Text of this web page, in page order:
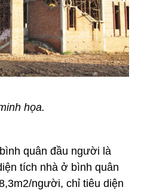
họa.
quân đầu người là
tích nhà ở bình quân
người, chỉ tiêu diện